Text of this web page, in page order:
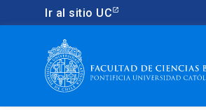
Ir al sitio UC